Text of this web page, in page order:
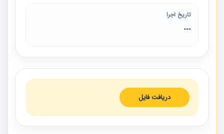
تاریخ اجرا
---
دریافت فایل